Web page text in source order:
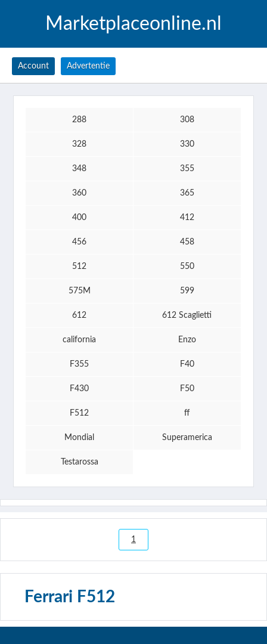
Marketplaceonline.nl
Account Advertentie
288 308
328 330
348 355
360 365
400 412
456 458
512 550
575M 599
612 612 Scaglietti
california Enzo
F355 F40
F430 F50
F512 ff
Mondial Superamerica
Testarossa
1
Ferrari F512